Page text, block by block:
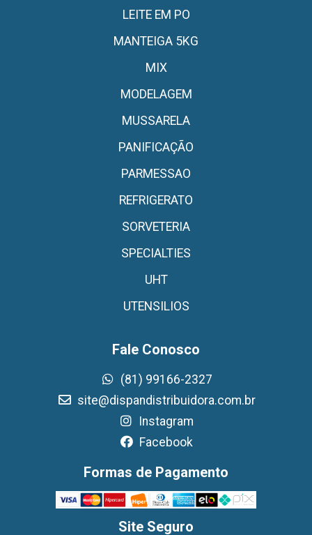
LEITE EM PO
MANTEIGA 5KG
MIX
MODELAGEM
MUSSARELA
PANIFICAÇÃO
PARMESSAO
REFRIGERATO
SORVETERIA
SPECIALTIES
UHT
UTENSILIOS
Fale Conosco
(81) 99166-2327
site@dispandistribuidora.com.br
Instagram
Facebook
Formas de Pagamento
Site Seguro